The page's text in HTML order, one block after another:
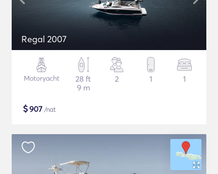
Regal 2007
Motoryacht
28 ft
9 m
2 1 1
$907 /nat